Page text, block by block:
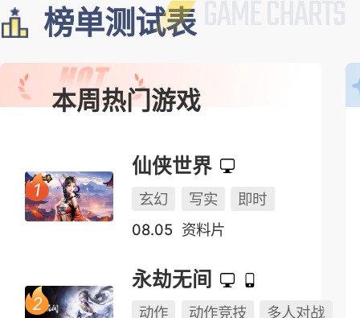
榜单测试表
本周热门游戏
仙侠世界
玄幻 写实
即时
08.05 资料片
永劫无间
动作 动作竞技
多人对战